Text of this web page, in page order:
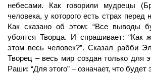
небесами. Как говорили мудрецы
человека, у которого есть страх перед
Как сказано об этом: “Все выводы
убоятся Творца. И спрашивает: “Как
этом весь человек?”. Сказал рабби
Творец – весь мир создан только для
Раши: “Для этого” – означает, что будет